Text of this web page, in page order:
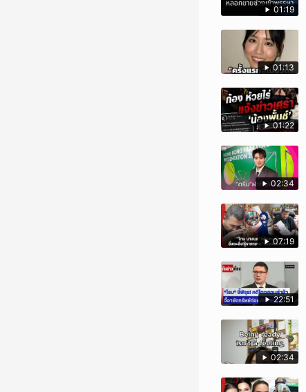
01:19
01:13
01:22
02:34
07:19
22:51
02:34